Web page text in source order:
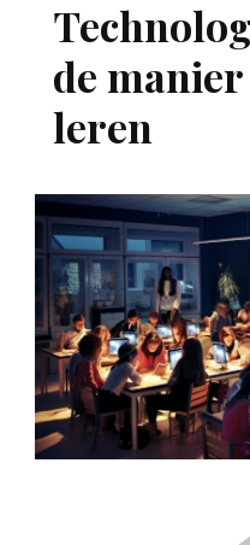
de
leren